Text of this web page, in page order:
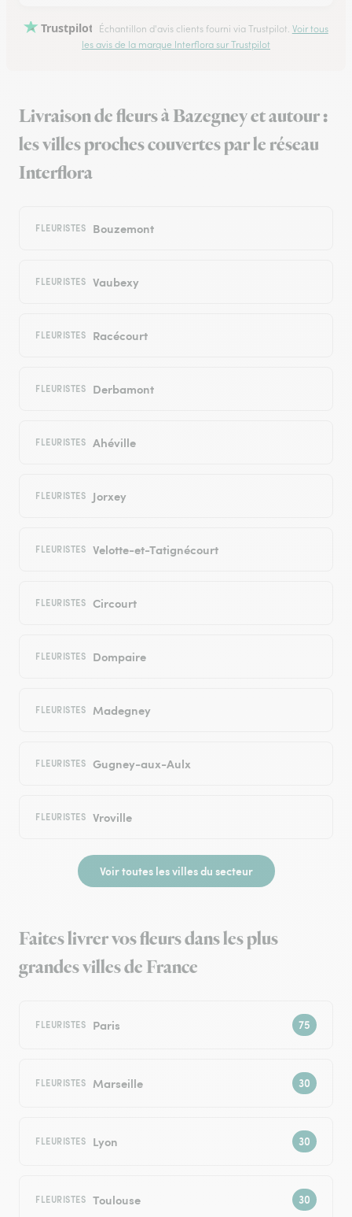
Trustpilot Échantillon d'avis clients fourni via Trustpilot. Voir tous
les avis de la marque Interflora sur Trustpilot
Livraison de fleurs à Bazegney et autour :
les villes proches couvertes par le réseau
Interflora
FLEURISTES Bouzemont
FLEURISTES Vaubexy
FLEURISTES Racécourt
FLEURISTES Derbamont
FLEURISTES Ahéville
FLEURISTES Jorxey
FLEURISTES Velotte-et-Tatignécourt
FLEURISTES Circourt
FLEURISTES Dompaire
FLEURISTES Madegney
FLEURISTES Gugney-aux-Aulx
FLEURISTES Vroville
Voir toutes les villes du secteur
Faites livrer vos fleurs dans les plus
grandes villes de France
FLEURISTES Paris
FLEURISTES Marseille
FLEURISTES Lyon
FLEURISTES Toulouse